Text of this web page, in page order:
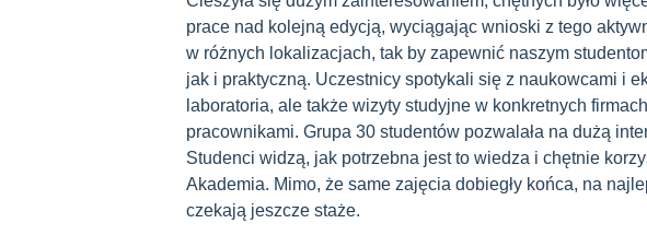
prace nad kolejną edycją, wyciągając wnioski z tego
w różnych lokalizacjach, tak by zapewnić naszym
jak i praktyczną. Uczestnicy spotykali się z naukowcami i
laboratoria, ale także wizyty studyjne w konkretnych
pracownikami. Grupa 30 studentów pozwalała na dużą
Studenci widzą, jak potrzebna jest to wiedza i chętnie
Akademia. Mimo, że same zajęcia dobiegły końca, na
czekają jeszcze staże.